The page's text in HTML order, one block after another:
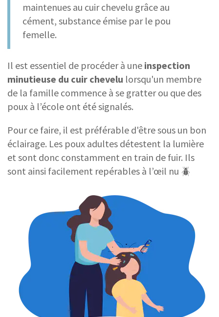
maintenues au cuir chevelu grâce au
cément, substance émise par le pou
femelle.
Il est essentiel de procéder à une inspection
minutieuse du cuir chevelu lorsqu'un membre
de la famille commence à se gratter ou que des
poux à l’école ont été signalés.
Pour ce faire, il est préférable d'être sous un bon
éclairage. Les poux adultes détestent la lumière
et sont donc constamment en train de fuir. Ils
sont ainsi facilement repérables à l’œil nu 🪲